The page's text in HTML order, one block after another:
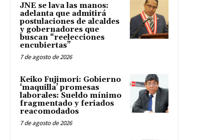
JNE se lava las manos:
adelanta que admitirá
postulaciones de alcaldes
y gobernadores que
buscan “reelecciones
encubiertas”
7 de agosto de 2026
Keiko Fujimori: Gobierno
‘maquilla’ promesas
laborales: Sueldo mínimo
fragmentado y feriados
reacomodados
7 de agosto de 2026